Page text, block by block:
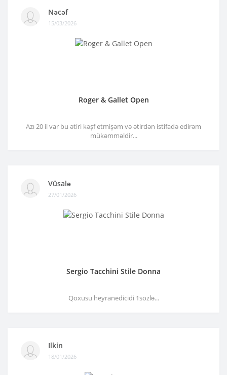
Nəcəf
15/03/2026
Roger & Gallet Open
Azı 20 il var bu ətiri kəşf etmişəm və ətirdən istifadə edirəm
mükəmməldir...
Vüsalə
27/01/2026
Sergio Tacchini Stile Donna
Qoxusu heyranedicidi 1sozlə...
Ilkin
18/01/2026